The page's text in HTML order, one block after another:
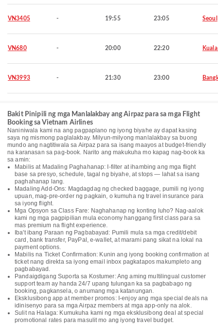
VN3405 - 19:55 23:05 Seoul
VN680 - 20:00 22:20
VN3993 - 21:30 23:00
Bakit Pinipili ng mga Manlalakbay ang Airpaz para sa mga Flight
Booking sa Vietnam Airlines
Naniniwala kami na ang pagpaplano ng iyong biyahe ay dapat kasing
saya ng mismong paglalakbay. Milyun-milyong manlalakbay sa buong
mundo ang nagtitiwala sa Airpaz para sa isang maayos at budget-friendly
na karanasan sa pag-book. Narito ang makukuha mo kapag nag-book ka
sa amin:
Mabilis at Madaling Paghahanap: I-filter at ihambing ang mga flight
base sa presyo, schedule, tagal ng biyahe, at stops — lahat sa isang
paghahanap lang.
Madaling Add-Ons: Magdagdag ng checked baggage, pumili ng iyong
upuan, mag-pre-order ng pagkain, o kumuha ng travel insurance para
sa iyong flight.
Mga Opsyon sa Class Fare: Naghahanap ng konting luho? Nag-aalok
kami ng mga pagpipilian mula economy hanggang first class para sa
mas premium na flight experience.
Iba't ibang Paraan ng Pagbabayad: Pumili mula sa mga credit/debit
card, bank transfer, PayPal, e-wallet, at marami pang sikat na lokal na
payment options.
Mabilis na Ticket Confirmation: Kunin ang iyong booking confirmation at
ticket nang direkta sa iyong email inbox pagkatapos makumpleto ang
pagbabayad.
Pandaigdigang Suporta sa Kostumer: Ang aming multilingual customer
support team ay handa 24/7 upang tulungan ka sa pagbabago ng
booking, pagkansela, o anumang mga katanungan.
Eksklusibong app at member promos: I-enjoy ang mga special deals na
idinisenyo para sa mga Airpaz members at mga app-only na alok.
Sulit na Halaga: Kumukuha kami ng mga eksklusibong deal at special
promotional rates para masulit mo ang iyong travel budget.